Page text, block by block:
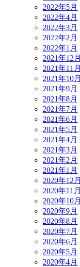
2022年5月
2022年4月
2022年3月
2022年2月
2022年1月
2021年12月
2021年11月
2021年10月
2021年9月
2021年8月
2021年7月
2021年6月
2021年5月
2021年4月
2021年3月
2021年2月
2021年1月
2020年12月
2020年11月
2020年10月
2020年9月
2020年8月
2020年7月
2020年6月
2020年5月
2020年4月